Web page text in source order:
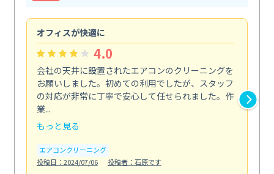
オフィスが快適に
4.0
会社の天井に設置されたエアコンのクリーニングを
お願いしました。初めての利用でしたが、スタッフ
の対応が非常に丁寧で安心して任せられました。作
業...
もっと見る
エアコンクリーニング
投稿日：2024/07/06
投稿者：石原です